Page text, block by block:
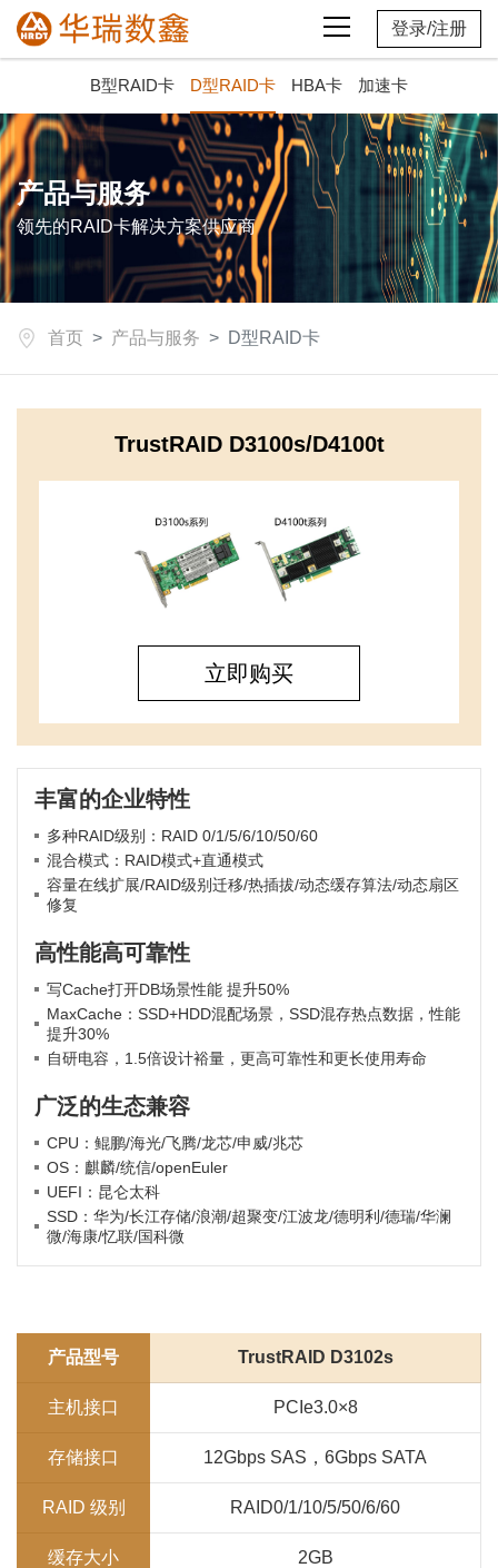
登录/注册
B型RAID卡 D型RAID卡 HBA卡 加速卡
产品与服务
领先的RAID卡解决方案供应商
首页 产品与服务 D型RAID卡
TrustRAID D3100s/D4100t
立即购买
丰富的企业特性
多种RAID级别：RAID 0/1/5/6/10/50/60
混合模式：RAID模式+直通模式
容量在线扩展/RAID级别迁移/热插拔/动态缓存算法/动态扇区
修复
高性能高可靠性
写Cache打开DB场景性能 提升50%
MaxCache：SSD+HDD混配场景，SSD混存热点数据，性能
提升30%
自研电容，1.5倍设计裕量，更高可靠性和更长使用寿命
广泛的生态兼容
CPU：鲲鹏/海光/飞腾/龙芯/申威/兆芯
OS：麒麟/统信/openEuler
UEFI：昆仑太科
SSD：华为/长江存储/浪潮/超聚变/江波龙/德明利/德瑞/华澜
微/海康/忆联/国科微
产品型号 TrustRAID D3102s
主机接口 PCIe3.0×8
存储接口 12Gbps SAS，6Gbps SATA
RAID 级别 RAID0/1/10/5/50/6/60
缓存大小 2GB